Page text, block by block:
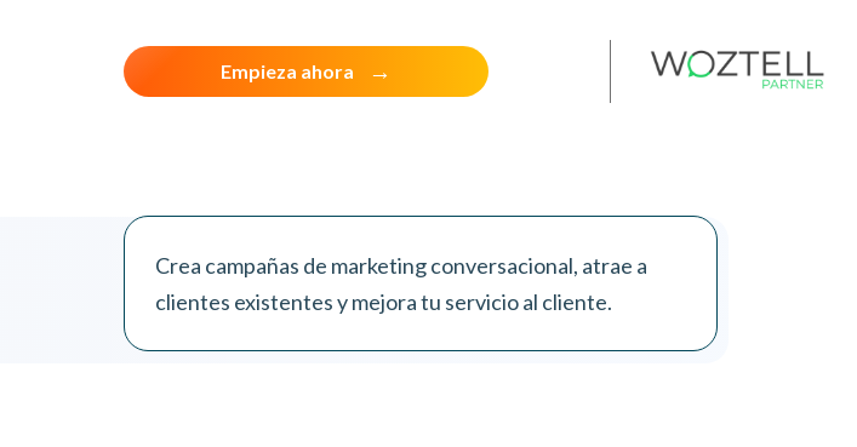
Empieza ahora
Crea campañas de marketing conversacional, atrae a
clientes existentes y mejora tu servicio al cliente.